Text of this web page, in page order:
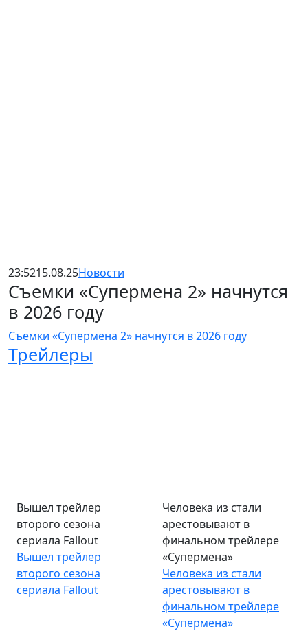
23:5215.08.25Новости
Съемки «Супермена 2» начнутся
в 2026 году
Съемки «Супермена 2» начнутся в 2026 году
Трейлеры
Вышел трейлер
второго сезона
сериала Fallout
Вышел трейлер
второго сезона
сериала Fallout
Человека из стали
арестовывают в
финальном трейлере
«Супермена»
Человека из стали
арестовывают в
финальном трейлере
«Супермена»